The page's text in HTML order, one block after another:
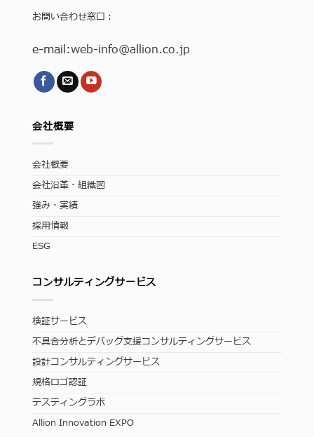
お問い合わせ窓口：
e-mail:web-info@allion.co.jp
会社概要
会社概要
会社沿革・組織図
強み・実績
採用情報
ESG
コンサルティングサービス
検証サービス
不具合分析とデバッグ支援コンサルティングサービス
設計コンサルティングサービス
規格ロゴ認証
テスティングラボ
Allion Innovation EXPO